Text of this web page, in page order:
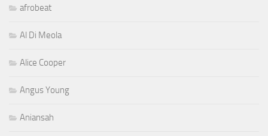
afrobeat
Al Di Meola
Alice Cooper
Angus Young
Aniansah